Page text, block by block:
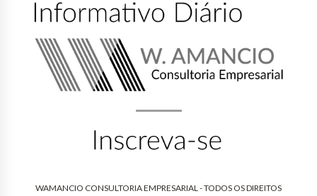
WAMANCIO CONSULTORIA EMPRESARIAL - TODOS OS DIREITOS